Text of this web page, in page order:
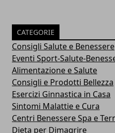
CATEGORIE
Consigli Salute e Benessere
Eventi Sport-Salute-
Alimentazione e Salute
Consigli e Prodotti Bellezza
Esercizi Ginnastica in Casa
Sintomi Malattie e Cura
Centri Benessere Spa e
Dieta per Dimagrire